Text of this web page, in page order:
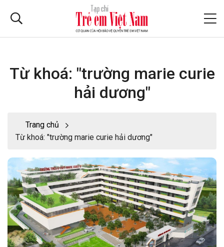
Từ khoá: "trường marie curie
hải dương"
Trang chủ
Từ khoá: "trường marie curie hải dương"